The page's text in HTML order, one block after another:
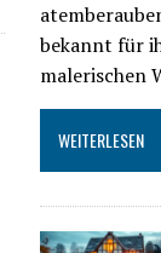
bekannt für
malerischen
WEITERLESEN